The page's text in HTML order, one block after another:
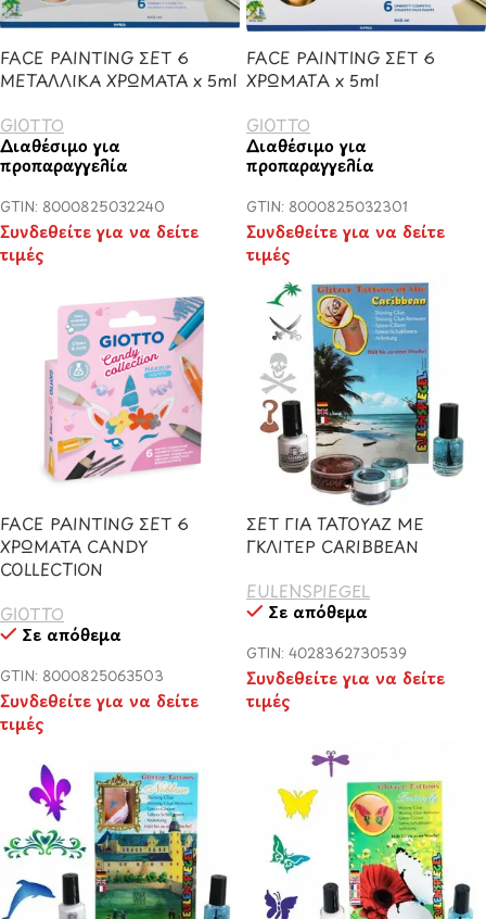
FACE PAINTING ΣΕΤ 6
ΜΕΤΑΛΛΙΚΑ ΧΡΩΜΑΤΑ x 5ml
GIOTTO
Διαθέσιμο για
προπαραγγελία
GTIN: 8000825032240
Συνδεθείτε για να δείτε
τιμές
FACE PAINTING ΣΕΤ 6
ΧΡΩΜΑΤA x 5ml
GIOTTO
Διαθέσιμο για
προπαραγγελία
GTIN: 8000825032301
Συνδεθείτε για να δείτε
τιμές
FACE PAINTING ΣΕΤ 6
ΧΡΩΜΑΤΑ CANDY
COLLECTION
GIOTTO
Σε απόθεμα
GTIN: 8000825063503
Συνδεθείτε για να δείτε
τιμές
ΣΕΤ ΓΙΑ ΤΑΤΟΥΑΖ ΜΕ
ΓΚΛΙΤΕΡ CARIBBEAN
EULENSPIEGEL
Σε απόθεμα
GTIN: 4028362730539
Συνδεθείτε για να δείτε
τιμές